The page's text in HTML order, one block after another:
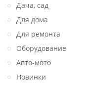
Дача, сад
Для дома
Для ремонта
Оборудование
Авто-мото
Новинки